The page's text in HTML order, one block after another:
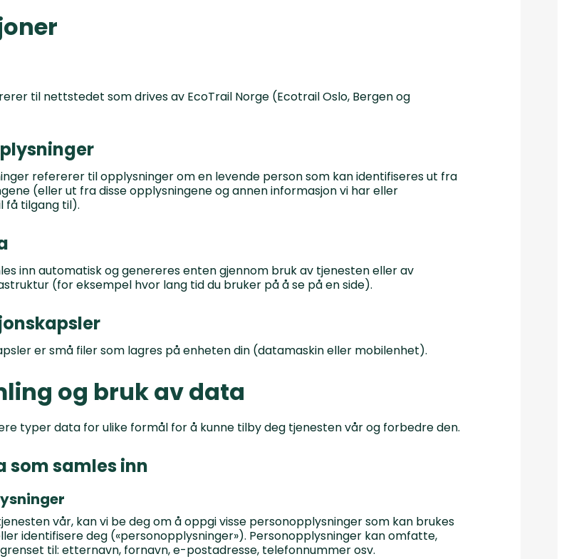
til nettstedet som drives av EcoTrail Norge (Ecotrail Oslo, Bergen og
refererer til opplysninger om en levende person som kan identifiseres ut fra
(eller ut fra disse opplysningene og annen informasjon vi har eller
få tilgang til).
inn automatisk og genereres enten gjennom bruk av tjenesten eller av
(for eksempel hvor lang tid du bruker på å se på en side).
er små filer som lagres på enheten din (datamaskin eller mobilenhet).
og bruk av data
typer data for ulike formål for å kunne tilby deg tjenesten vår og forbedre den.
som samles inn
vår, kan vi be deg om å oppgi visse personopplysninger som kan brukes
identifisere deg («personopplysninger»). Personopplysninger kan omfatte,
til: etternavn, fornavn, e-postadresse, telefonnummer osv.